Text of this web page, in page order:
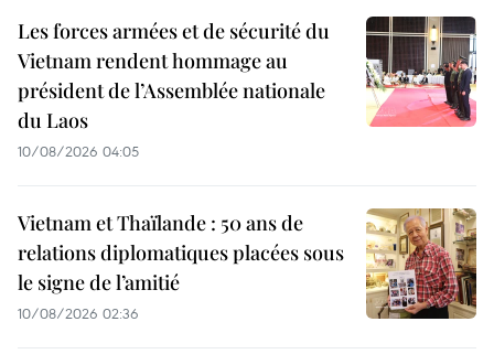
Les forces armées et de sécurité du
Vietnam rendent hommage au
président de l’Assemblée nationale
du Laos
10/08/2026 04:05
Vietnam et Thaïlande : 50 ans de
relations diplomatiques placées sous
le signe de l’amitié
10/08/2026 02:36